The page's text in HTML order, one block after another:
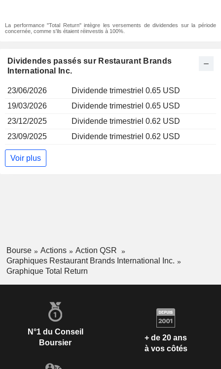
La performance "Total Return" intègre les versements de dividendes sur la période
concernée, comme s'ils étaient réinvestis à 100%.
Dividendes passés sur Restaurant Brands
International Inc.
23/06/2026
Dividende trimestriel 0.65 USD
19/03/2026
Dividende trimestriel 0.65 USD
23/12/2025
Dividende trimestriel 0.62 USD
23/09/2025
Dividende trimestriel 0.62 USD
Voir plus
Bourse Actions
Action QSR
Graphiques Restaurant Brands International Inc.
Graphique Total Return
N°1 du Conseil
Boursier
+ de 20 ans
à vos côtés